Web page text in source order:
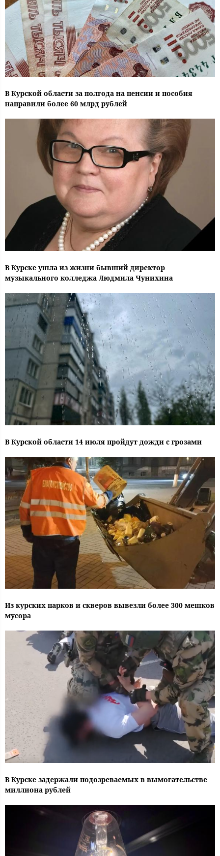
В Курской области за полгода на пенсии и пособия
направили более 60 млрд рублей
В Курске ушла из жизни бывший директор
музыкального колледжа Людмила Чунихина
В Курской области 14 июля пройдут дожди с грозами
Из курских парков и скверов вывезли более 300 мешков
мусора
В Курске задержали подозреваемых в вымогательстве
миллиона рублей